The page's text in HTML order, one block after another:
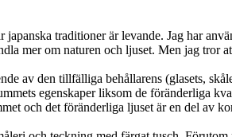
japanska traditioner är levande. Jag har
mer om naturen och ljuset. Men jag
av den tillfälliga behållarens (glasets,​
egenskaper liksom de föränderliga
och det föränderliga ljuset är en del av